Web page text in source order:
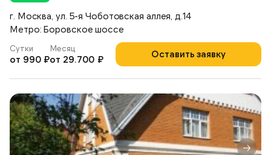
г. Москва, ул. 5-я Чоботовская аллея, д.14
Метро: Боровское шоссе
Оставить заявку
Сутки
от 990 ₽
Месяц
от 29.700 ₽